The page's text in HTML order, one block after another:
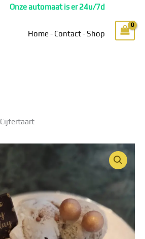
Onze automaat is er 24u/7d
Home- Contact- Shop
Cijfertaart